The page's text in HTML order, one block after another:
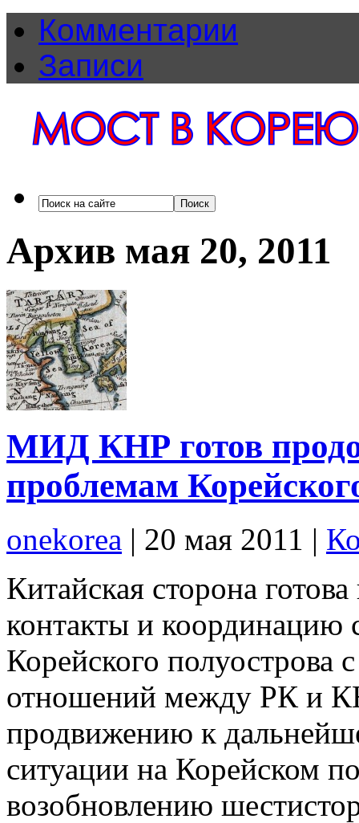
Комментарии
Записи
Архив мая 20, 2011
МИД КНР готов
проблемам
onekorea | 20 мая 2011 |
Китайская сторона
контакты и
Корейского полуострова
отношений между РК и
продвижению к
ситуации на Корейском
возобновлению